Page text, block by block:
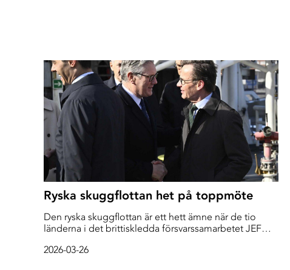
Ryska skuggflottan het på toppmöte
Den ryska skuggflottan är ett hett ämne när de tio
länderna i det brittiskledda försvarssamarbetet JEF
säger den brittiske premiärministern Keir Starmer när
2026-03-26